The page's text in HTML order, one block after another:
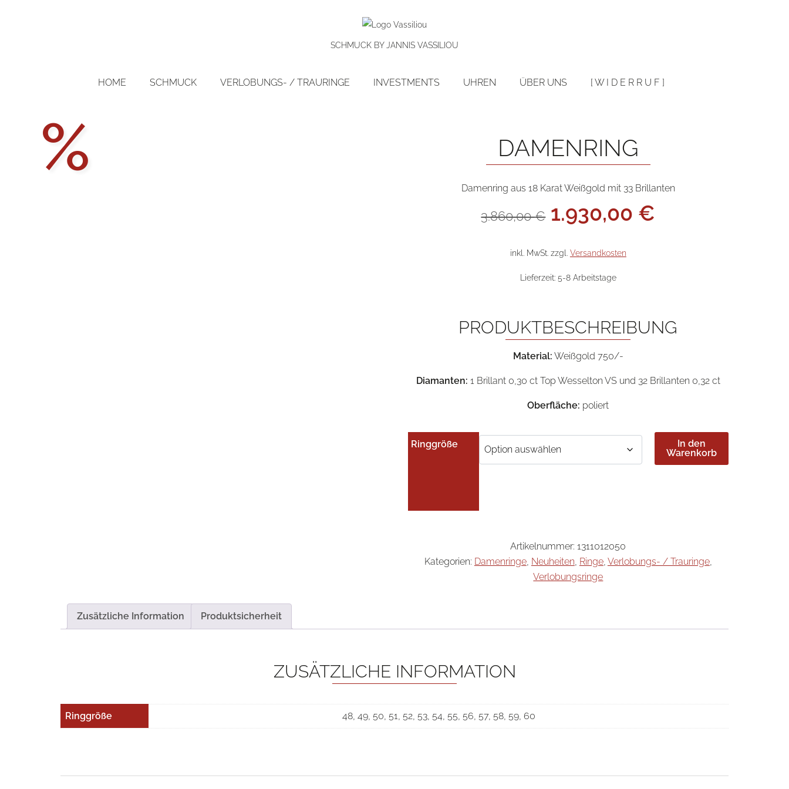
SCHMUCK BY JANNIS VASSILIOU
HOME SCHMUCK VERLOBUNGS- / TRAURINGE INVESTMENTS UHREN ÜBER UNS [ W I D E R R U F ]
Aktionspreis!
% DAMENRING
Damenring aus 18 Karat Weißgold mit 33 Brillanten
3.860,00€ Ursprünglicher
Preis
war:
3.860,00 €
1.930,00 €
inkl. MwSt. zzgl. Versandkosten
Lieferzeit: 5-8 Arbeitstage
PRODUKTBESCHREIBUNG
Material: Weißgold 750/-
Diamanten: 1 Brillant 0,30 ct Top Wesselton VS und 32 Brillanten 0,32 ct
Oberfläche: poliert
Ringgröße
In den
Warenkorb
Artikelnummer:1311012050
Kategorien: Damenringe, Neuheiten, Ringe, Verlobungs- / Trauringe,
Verlobungsringe
Zusätzliche Information Produktsicherheit
ZUSÄTZLICHE INFORMATION
Ringgröße 48, 49, 50, 51, 52, 53, 54, 55, 56, 57, 58, 59, 60